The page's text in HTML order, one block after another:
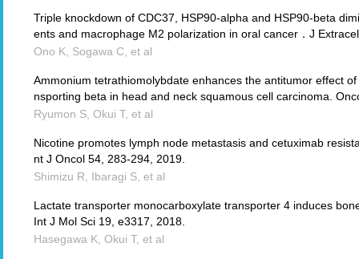
Triple knockdown of CDC37, HSP90-alpha and HSP90-beta
ents and macrophage M2 polarization in oral cancer．J
Ono K, Sogawa C, et al
Ammonium tetrathiomolybdate enhances the antitumor effect
nsporting beta in head and neck squamous cell carcinoma.
Ryumon S, Okui T, et al
Nicotine promotes lymph node metastasis and cetuximab
nt J Oncol 54, 283-294, 2019.
Shimizu R, Ibaragi S, et al
Lactate transporter monocarboxylate transporter 4 induces
Int J Mol Sci 19, e3317, 2018.
Hasegawa K, Okui T, et al